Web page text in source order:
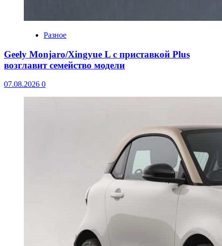
Разное
Geely Monjaro/Xingyue L с приставкой Plus
возглавит семейство модели
07.08.2026 0